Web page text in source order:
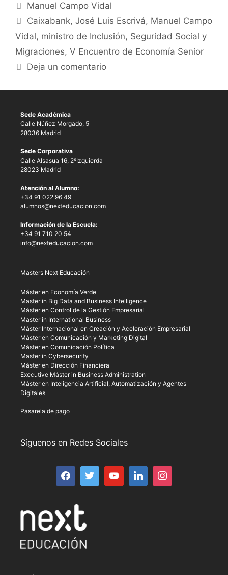
Manuel Campo Vidal
Caixabank,José Luis Escrivá, Manuel Campo
Vidal, ministro de Inclusión, Seguridad Social y
Migraciones, V Encuentro de Economía Senior
Deja un comentario
Sede Académica
Calle Núñez Morgado, 5
28036 Madrid
Sede Corporativa
Calle Alsasua 16, 2ºIzquierda
28023 Madrid
Atención al Alumno:
+34 91 022 96 49
alumnos@nexteducacion.com
Información de la Escuela:
+34 91 710 20 54
info@nexteducacion.com
Masters Next Educación
Máster en Economía Verde
Master in Big Data and Business Intelligence
Máster en Control de la Gestión Empresarial
Master in International Business
Máster Internacional en Creación y Aceleración Empresarial
Máster en Comunicación y Marketing Digital
Máster en Comunicación Política
Master in Cybersecurity
Máster en Dirección Financiera
Executive Máster in Business Administration
Máster en Inteligencia Artificial, Automatización y Agentes
Digitales
Pasarela de pago
Síguenos en Redes Sociales